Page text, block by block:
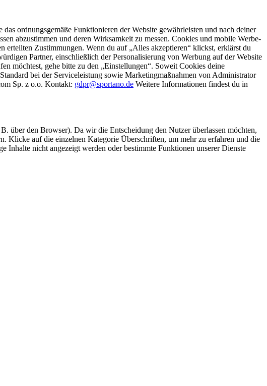
ordnungsgemäße Funktionieren der Website gewährleisten und nach deiner
abzustimmen und deren Wirksamkeit zu messen. Cookies und mobile Werbe-
erteilten Zustimmungen. Wenn du auf „Alles akzeptieren“ klickst, erklärst du
Partner, einschließlich der Personalisierung von Werbung auf der Website
möchtest, gehe bitte zu den „Einstellungen“. Soweit Cookies deine
bei der Serviceleistung sowie Marketingmaßnahmen von Administrator
Sp. z o.o. Kontakt: gdpr@sportano.de Weitere Informationen findest du in
über den Browser). Da wir die Entscheidung den Nutzer überlassen möchten,
Klicke auf die einzelnen Kategorie Überschriften, um mehr zu erfahren und die
Inhalte nicht angezeigt werden oder bestimmte Funktionen unserer Dienste